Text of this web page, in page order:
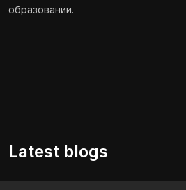
образовании.
Latest blogs